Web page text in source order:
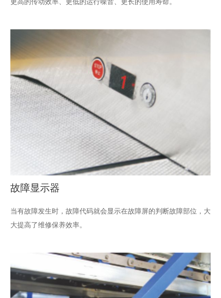
故障显示器
当有故障发生时，故障代码就会显示在故障屏的判断故障部位，大
大提高了维修保养效率。